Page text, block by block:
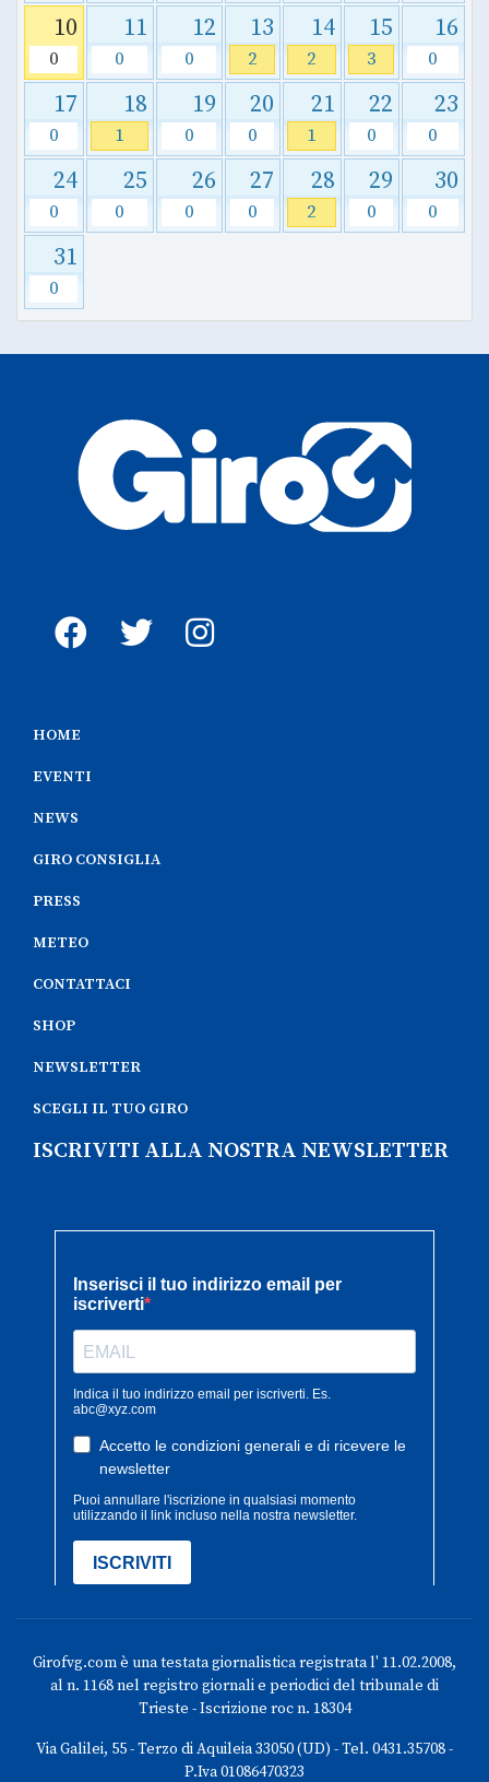
10
0
11
0
12
0
13
2
14
2
15
3
16
0
17
0
18
1
19
0
20
0
21
1
22
0
23
0
24
0
25
0
26
0
27
0
28
2
29
0
30
0
31
0
HOME
EVENTI
NEWS
GIRO CONSIGLIA
PRESS
METEO
CONTATTACI
SHOP
NEWSLETTER
SCEGLI IL TUO GIRO
ISCRIVITI ALLA NOSTRA NEWSLETTER
Girofvg.com è una testata giornalistica registrata l' 11.02.2008,
al n. 1168 nel registro giornali e periodici del tribunale di
Trieste - Iscrizione roc n. 18304
Via Galilei, 55 - Terzo di Aquileia 33050 (UD) - Tel. 0431.35708 -
P.Iva 01086470323